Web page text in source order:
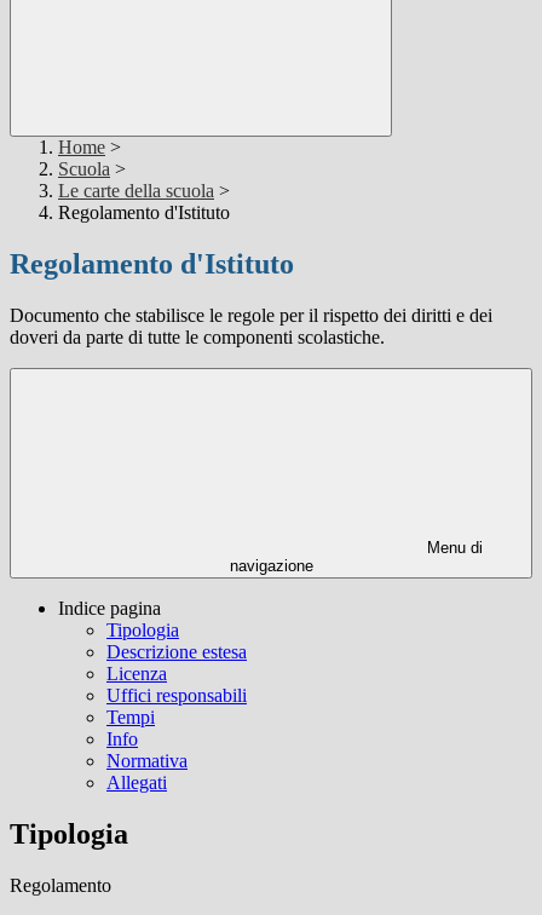
Home >
Scuola >
Le carte della scuola >
Regolamento d'Istituto
Regolamento d'Istituto
Documento che stabilisce le regole per il rispetto dei diritti e dei
doveri da parte di tutte le componenti scolastiche.
Menu di
navigazione
Indice pagina
Tipologia
Descrizione estesa
Licenza
Uffici responsabili
Tempi
Info
Normativa
Allegati
Tipologia
Regolamento